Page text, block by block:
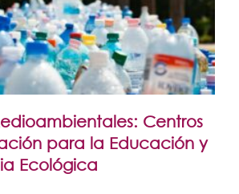
Centros
para la Educación y
Ecológica